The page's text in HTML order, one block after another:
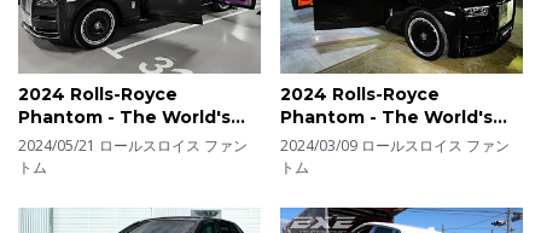
2024 Rolls-Royce
Phantom - The World's
Largest Luxury Sedan!
2024/05/21 ロールスロイス ファン
トム
2024 Rolls-Royce
Phantom - The World's
Best Luxury Sedan!
2024/03/09 ロールスロイス ファン
トム